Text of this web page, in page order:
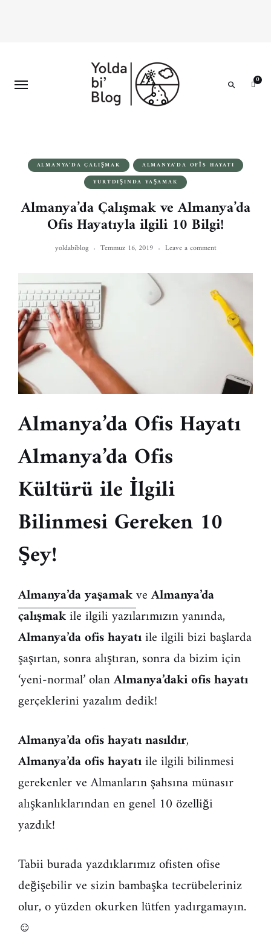
0
ALMANYA'DA ÇALIŞMAK
ALMANYA'DA OFIS HAYATI
YURTDIŞINDA YAŞAMAK
Almanya’da Çalışmak ve Almanya’da
Ofis Hayatıyla ilgili 10 Bilgi!
yoldabiblog Temmuz 16, 2019 Leave a comment
Almanya’da Ofis Hayatı
Almanya’da Ofis
Kültürü ile İlgili
Bilinmesi Gereken 10
Şey!
Almanya’da yaşamakveAlmanya’da
çalışmakile ilgili yazılarımızın yanında,
Almanya’da ofis hayatıile ilgili bizi başlarda
şaşırtan, sonra alıştıran, sonra da bizim için
‘yeni-normal’ olanAlmanya’daki ofis hayatı
gerçeklerini yazalım dedik!
Almanya’da ofis hayatı nasıldır,
Almanya’da ofis hayatıile ilgili bilinmesi
gerekenler ve Almanların şahsına münasır
alışkanlıklarından en genel 10 özelliği
yazdık!
Tabii burada yazdıklarımız ofisten ofise
değişebilir ve sizin bambaşka tecrübeleriniz
olur, o yüzden okurken lütfen yadırgamayın.
☺